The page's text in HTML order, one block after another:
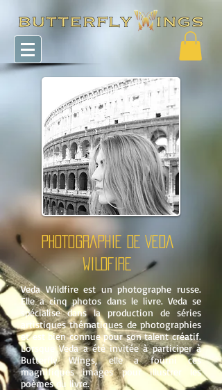
Veda Wildfire est un photographe russe.
Elle a cinq photos dans le livre. Veda se
spécialise dans la production de séries
artistiques thématiques de photographies
et est bien connue pour son talent créatif.
Lorsque Veda a été invitée à participer à
Butterfly WIngs, elle a fourni ces
magnifiques images pour illustrer les
poèmes du livre.
PHOTOGRAPHIE DE VEDA
WILDFIRE